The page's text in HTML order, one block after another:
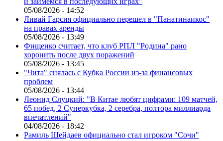
05/08/2026 - 14:52
Ливай Гарсия официально перешел в "Панатинаикос"
на правах аренды
05/08/2026 - 13:49
Фищенко считает, что клуб РПЛ "Родина" рано
хоронить после двух поражений
05/08/2026 - 13:45
"Чита" снялась с Кубка России из-за финансовых
проблем
05/08/2026 - 13:44
Леонид Слуцкий: "В Китае любят цифрами: 109 матчей,
65 побед, 2 Суперкубка, 2 серебра, полтора миллиарда
впечатлений"
04/08/2026 - 18:42
Рамиль Шейдаев официально стал игроком "Сочи"